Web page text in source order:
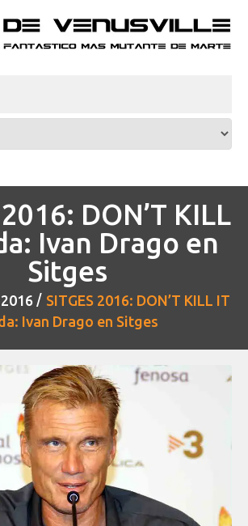
2016: DON’T KILL
Ivan Drago en
Sitges
SITGES 2016: DON’T KILL IT
Ivan Drago en Sitges